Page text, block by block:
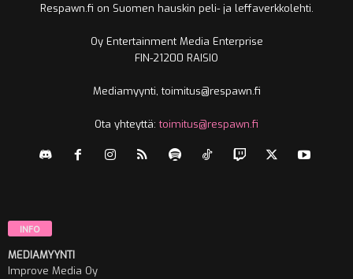
Respawn.fi on Suomen hauskin peli- ja leffaverkkolehti.
Oy Entertainment Media Enterprise
FIN-21200 RAISIO
Mediamyynti, toimitus@respawn.fi
Ota yhteyttä:toimitus@respawn.fi
INFO
MEDIAMYYNTI
Improve Media Oy